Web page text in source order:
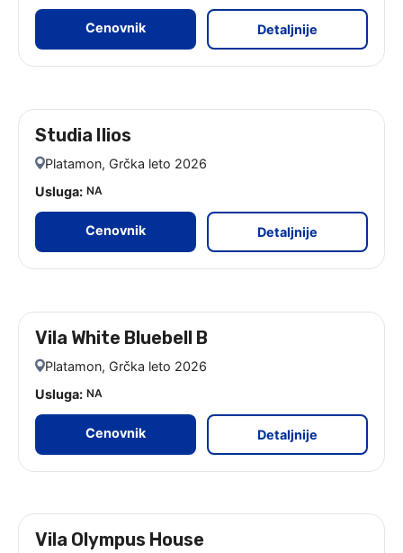
Cenovnik Detaljnije
Studia Ilios
Platamon, Grčka leto 2026
Usluga: NA
Cenovnik Detaljnije
Vila White Bluebell B
Platamon, Grčka leto 2026
Usluga: NA
Cenovnik Detaljnije
Vila Olympus House